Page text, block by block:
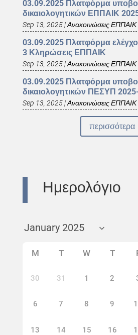
03.09.2025 Πλατφόρμα
δικαιολογητικών ΕΠΠΑΙΚ
Sep 13, 2025|Ανακοινώσεις
03.09.2025 Πλατφόρμα
3 Κληρώσεις ΕΠΠΑΙΚ
Sep 13, 2025|Ανακοινώσεις
03.09.2025 Πλατφόρμα
δικαιολογητικών ΠΕΣΥΠ
Sep 13, 2025|Ανακοινώσεις
περισσότερα
Ημερολόγιο
M T W T
30 31 1 2
6 7 8 9
13 14 15 16